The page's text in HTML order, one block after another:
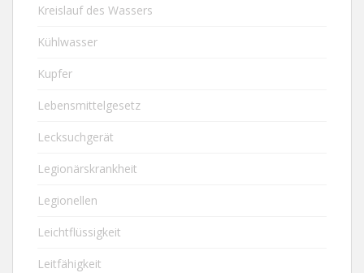
Kreislauf des Wassers
Kühlwasser
Kupfer
Lebensmittelgesetz
Lecksuchgerät
Legionärskrankheit
Legionellen
Leichtflüssigkeit
Leitfähigkeit